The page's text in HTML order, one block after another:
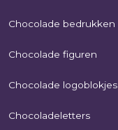
Chocolade bedrukken
Chocolade figuren
Chocolade logoblokjes
Chocoladeletters